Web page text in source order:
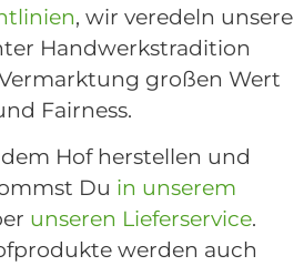
, wir veredeln unsere
Handwerkstradition
großen Wert
Fairness.
Hof herstellen und
Du in unserem
unseren Lieferservice.
werden auch